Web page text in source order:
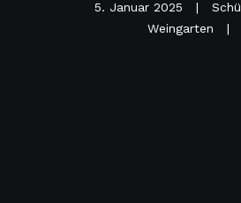
5. Januar 2025
Weingarten